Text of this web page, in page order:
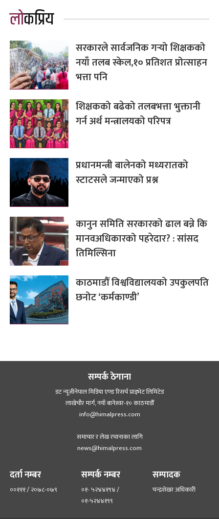
लोकप्रिय
सरकारले सार्वजनिक गर्‍यो शिक्षकको
नयाँ तलब स्केल,१० प्रतिशत प्रोत्साहन
भत्ता पनि
शिक्षकको बढेको तलबभत्ता भुक्तानी
गर्न अर्थ मन्त्रालयको परिपत्र
प्रधानमन्त्री बालेनको मध्यरातको
स्टाटसले जन्माएको प्रश्न
कानुन समिति सरकारको ढाल बन्ने कि
मानवअधिकारको पहरेदार? : सांसद
तिमिल्सिना
काठमाडौँ विश्वविद्यालयको उपकुलपति
छनोट ‘कर्मकाण्डी’
सम्पर्क ठेगाना
डट न्यूजीनेपाल मिडिया एण्ड रिसर्च प्राइभेट लिमिटेड
लाखेचौर मार्ग, नयाँ बानेश्‍वर-१० काठमाडौँ
info@himalpress.com
समाचार र लेख रचानाका लागि
news@himalpress.com
दर्ता नम्बर
००१११ / २०७८-०७९
सम्पर्क नम्बर
०१- ५२४४१९४ /
०१-५२४४१९९
सम्पादक
चन्द्रशेखर अधिकारी